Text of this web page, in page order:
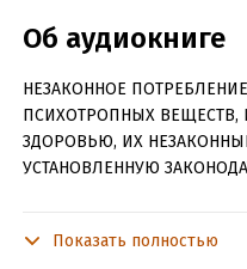
Об аудиокниге
НЕЗАКОННОЕ
ПСИХОТРОПНЫХ ВЕЩЕСТВ,
ЗДОРОВЬЮ, ИХ
УСТАНОВЛЕННУЮ
книгах, моя мама покидает
Показать полностью